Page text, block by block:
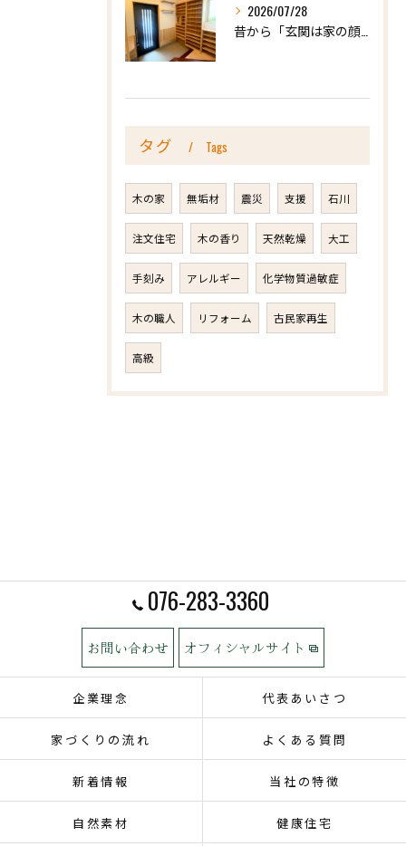
2026/07/28
昔から「玄関は家の顔」と言われています。
タグ Tags
木の家 無垢材 震災 支援 石川
注文住宅 木の香り 天然乾燥 大工
手刻み アレルギー 化学物質過敏症
木の職人 リフォーム 古民家再生
高級
076-283-3360
お問い合わせ オフィシャルサイト
企業理念 代表あいさつ
家づくりの流れ よくある質問
新着情報 当社の特徴
自然素材 健康住宅